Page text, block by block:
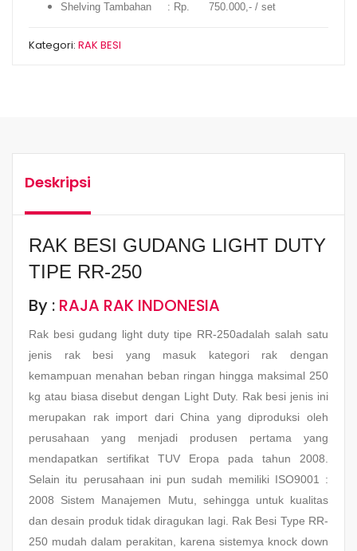
Shelving Tambahan : Rp. 750.000,- / set
Kategori: RAK BESI
Deskripsi
RAK BESI GUDANG LIGHT DUTY
TIPE RR-250
By : RAJA RAK INDONESIA
Rak besi gudang light duty tipe RR-250adalah salah satu
jenis rak besi yang masuk kategori rak dengan
kemampuan menahan beban ringan hingga maksimal 250
kg atau biasa disebut dengan Light Duty. Rak besi jenis ini
merupakan rak import dari China yang diproduksi oleh
perusahaan yang menjadi produsen pertama yang
mendapatkan sertifikat TUV Eropa pada tahun 2008.
Selain itu perusahaan ini pun sudah memiliki ISO9001 :
2008 Sistem Manajemen Mutu, sehingga untuk kualitas
dan desain produk tidak diragukan lagi. Rak Besi Type RR-
250 mudah dalam perakitan, karena sistemya knock down